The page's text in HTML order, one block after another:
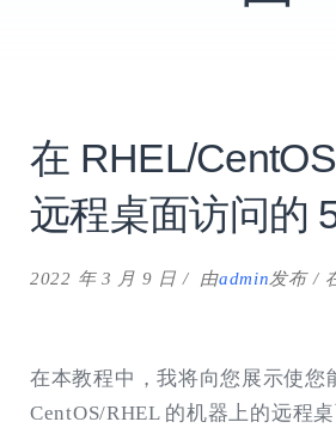
在 RHEL/
远程桌面访问的
2022 年 3 月 9 日 由admin发布
在本教程中，我将向您展示使您
CentOS/RHEL 的机器上的远程